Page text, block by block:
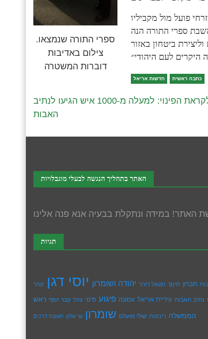
ספרי התורה שנמצאו.
צילום באדיבות
דוברות המשטרה
פועל מול מקביליו
השבת ספרי התורה הנה
ביטחון באזור
חדשות אריאל כתבה ראשית
לקראת הפינוי: למעלה מ-1000 איש הגיעו לנתיב
האבות
האתר בתהליך הנגשה לבעלי מוגבלויות
תגיות
חברון חינוך חננאל דורני יהודה ושומרון יוסי דגן יצהר
נתיב האבות עיריית אריאל עמונה פיגוע פינוי צהל קבר יוסף ראש
הממשלה ריבונות שולי מועלם שומרון שי אלון תאונת דרכים